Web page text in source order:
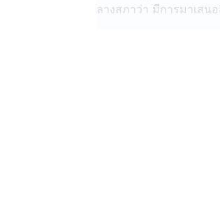
ลางสภาว่า มีการมาเสน
โดยนายประเสริฐ ระบุว่